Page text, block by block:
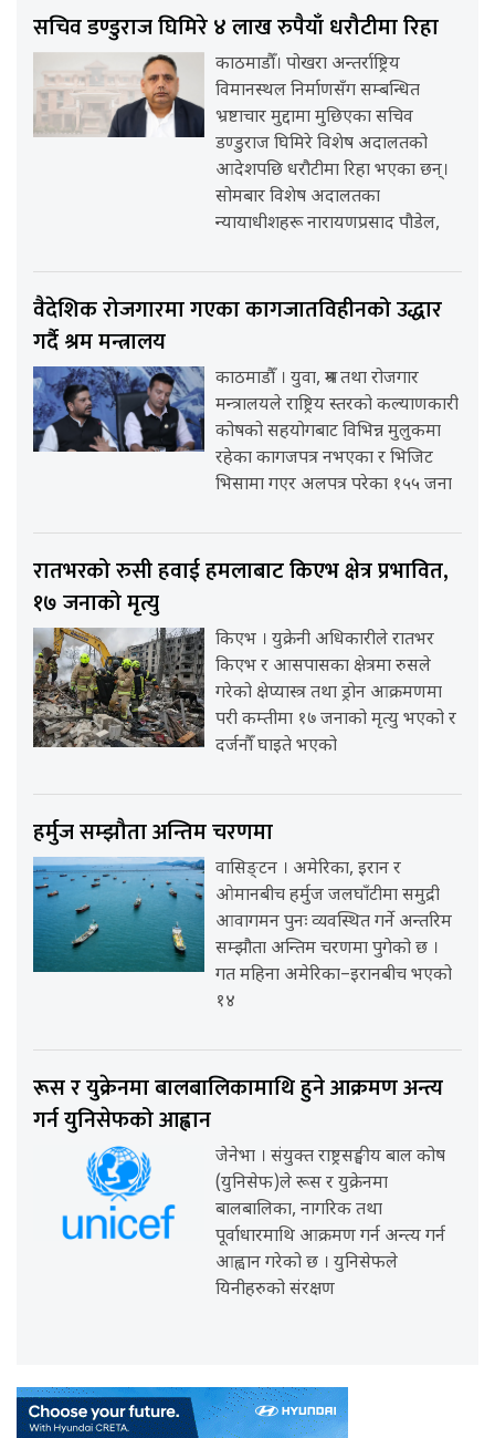
सचिव डण्डुराज घिमिरे ४ लाख रुपैयाँ धरौटीमा रिहा
काठमाडौँ। पोखरा अन्तर्राष्ट्रिय
विमानस्थल निर्माणसँग सम्बन्धित
भ्रष्टाचार मुद्दामा मुछिएका सचिव
डण्डुराज घिमिरे विशेष अदालतको
आदेशपछि धरौटीमा रिहा भएका छन्।
सोमबार विशेष अदालतका
न्यायाधीशहरू नारायणप्रसाद पौडेल,
वैदेशिक रोजगारमा गएका कागजातविहीनको उद्धार
गर्दै श्रम मन्त्रालय
काठमाडौँ । युवा, श्रम तथा रोजगार
मन्त्रालयले राष्ट्रिय स्तरको कल्याणकारी
कोषको सहयोगबाट विभिन्न मुलुकमा
रहेका कागजपत्र नभएका र भिजिट
भिसामा गएर अलपत्र परेका १५५ जना
रातभरको रुसी हवाई हमलाबाट किएभ क्षेत्र प्रभावित,
१७ जनाको मृत्यु
किएभ । युक्रेनी अधिकारीले रातभर
किएभ र आसपासका क्षेत्रमा रुसले
गरेको क्षेप्यास्त्र तथा ड्रोन आक्रमणमा
परी कम्तीमा १७ जनाको मृत्यु भएको र
दर्जनौँ घाइते भएको
हर्मुज सम्झौता अन्तिम चरणमा
वासिङ्टन । अमेरिका, इरान र
ओमानबीच हर्मुज जलघाँटीमा समुद्री
आवागमन पुनः व्यवस्थित गर्ने अन्तरिम
सम्झौता अन्तिम चरणमा पुगेको छ ।
गत महिना अमेरिका–इरानबीच भएको
१४
रूस र युक्रेनमा बालबालिकामाथि हुने आक्रमण अन्त्य
गर्न युनिसेफको आह्वान
जेनेभा । संयुक्त राष्ट्रसङ्घीय बाल कोष
(युनिसेफ)ले रूस र युक्रेनमा
बालबालिका, नागरिक तथा
पूर्वाधारमाथि आक्रमण गर्न अन्त्य गर्न
आह्वान गरेको छ । युनिसेफले
यिनीहरुको संरक्षण